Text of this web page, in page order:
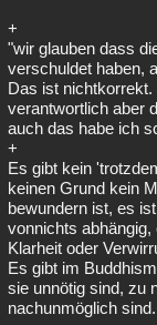
+
"wir glauben dass
verschuldet haben,
Das ist
verantwortlich aber
auch das habe ich
+
Es gibt kein
keinen Grund kein
bewundern ist, es
vonnichts
Klarheit oder
Es gibt im
sie unnötig sind, zu
nachunmöglich